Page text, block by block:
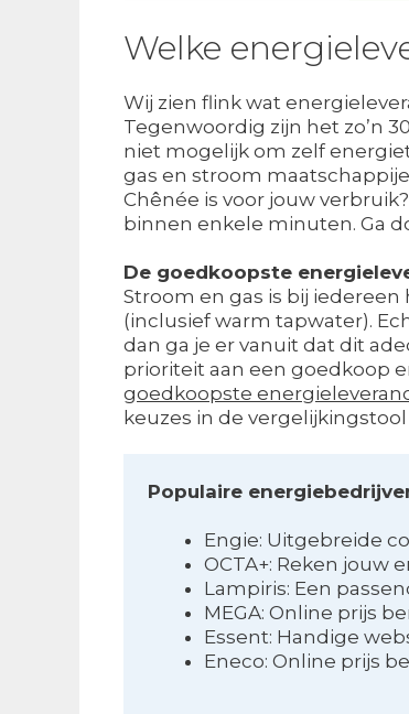
Welke
Wij zien flink wat
Tegenwoordig zijn het zo’n
niet mogelijk om zelf
gas en stroom
Chênée is voor jouw
binnen enkele minuten. Ga
De goedkoopste
Stroom en gas is bij
(inclusief warm tapwater).
dan ga je er vanuit dat dit
prioriteit aan een goedkoop
goedkoopste
keuzes in de
Populaire
Engie: Uitgebreide
OCTA+: Reken jouw
Lampiris: Een
MEGA: Online prijs
Essent: Handige
Eneco: Online prijs